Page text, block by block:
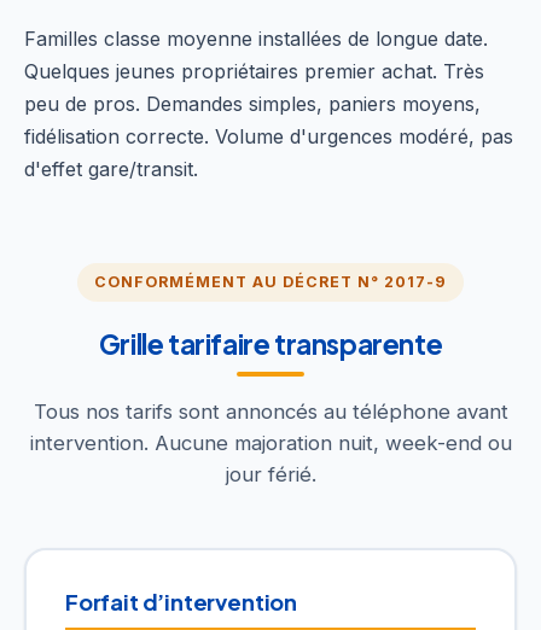
Familles classe moyenne installées de longue date.
Quelques jeunes propriétaires premier achat. Très
peu de pros. Demandes simples, paniers moyens,
fidélisation correcte. Volume d'urgences modéré, pas
d'effet gare/transit.
CONFORMÉMENT AU DÉCRET N° 2017-9
Grille tarifaire transparente
Tous nos tarifs sont annoncés au téléphone avant
intervention. Aucune majoration nuit, week-end ou
jour férié.
Forfait d’intervention